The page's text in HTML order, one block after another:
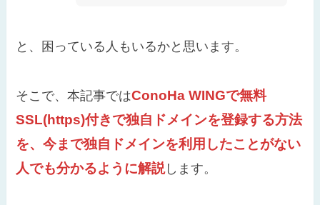
と、困っている人もいるかと思います。
そこで、本記事ではConoHa WINGで無料
SSL(https)付きで独自ドメインを登録する方法
を、今まで独自ドメインを利用したことがない
人でも分かるように解説します。